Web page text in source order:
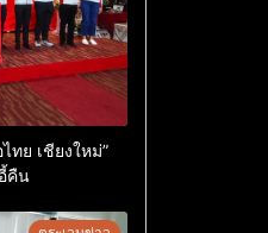
ทย เชียงใหม่”
คืน